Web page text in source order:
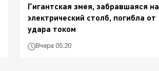
Гигантская змея, забравшаяся на
электрический столб, погибла от
удара током
Вчера 05:20